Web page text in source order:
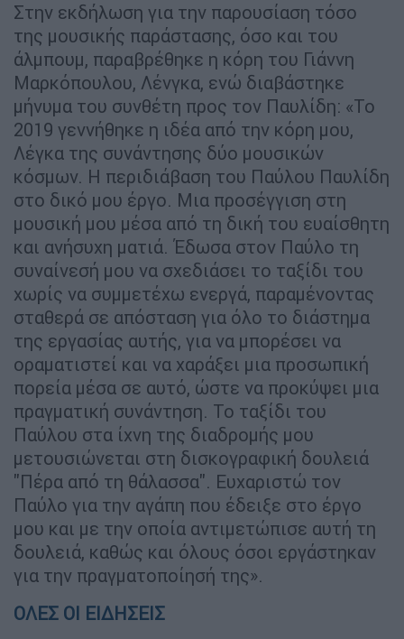
Στην εκδήλωση για την παρουσίαση τόσο
της μουσικής παράστασης, όσο και του
άλμπουμ, παραβρέθηκε η κόρη του Γιάννη
Μαρκόπουλου, Λένγκα, ενώ διαβάστηκε
μήνυμα του συνθέτη προς τον Παυλίδη: «Το
2019 γεννήθηκε η ιδέα από την κόρη μου,
Λέγκα της συνάντησης δύο μουσικών
κόσμων. Η περιδιάβαση του Παύλου Παυλίδη
στο δικό μου έργο. Μια προσέγγιση στη
μουσική μου μέσα από τη δική του ευαίσθητη
και ανήσυχη ματιά. Έδωσα στον Παύλο τη
συναίνεσή μου να σχεδιάσει το ταξίδι του
χωρίς να συμμετέχω ενεργά, παραμένοντας
σταθερά σε απόσταση για όλο το διάστημα
της εργασίας αυτής, για να μπορέσει να
οραματιστεί και να χαράξει μια προσωπική
πορεία μέσα σε αυτό, ώστε να προκύψει μια
πραγματική συνάντηση. Το ταξίδι του
Παύλου στα ίχνη της διαδρομής μου
μετουσιώνεται στη δισκογραφική δουλειά
"Πέρα από τη θάλασσα". Ευχαριστώ τον
Παύλο για την αγάπη που έδειξε στο έργο
μου και με την οποία αντιμετώπισε αυτή τη
δουλειά, καθώς και όλους όσοι εργάστηκαν
για την πραγματοποίησή της».
ΟΛΕΣ ΟΙ ΕΙΔΗΣΕΙΣ